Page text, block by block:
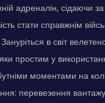
адреналін, сідаючи за
стати справжнім
в світ
простим у
моментами на
перевезення